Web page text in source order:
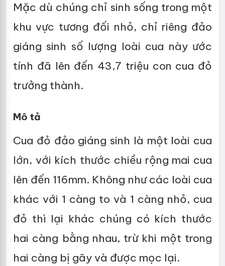
Mặc dù chúng chỉ sinh sống trong một
khu vực tương đối nhỏ, chỉ riêng đảo
giáng sinh số lượng loài cua này ước
tính đã lên đến 43,7 triệu con cua đỏ
trưởng thành.
Mô tả
Cua đỏ đảo giáng sinh là một loài cua
lớn, với kích thước chiều rộng mai cua
lên đến 116mm. Không như các loài cua
khác với 1 càng to và 1 càng nhỏ, cua
đỏ thì lại khác chúng có kích thước
hai càng bằng nhau, trừ khi một trong
hai càng bị gãy và được mọc lại.